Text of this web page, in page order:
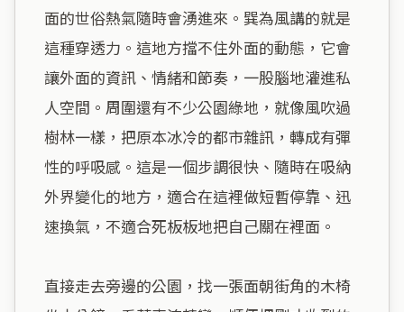
面的世俗熱氣隨時會湧進來。巽為風講的就是
這種穿透力。這地方擋不住外面的動態，它會
讓外面的資訊、情緒和節奏，一股腦地灌進私
人空間。周圍還有不少公園綠地，就像風吹過
樹林一樣，把原本冰冷的都市雜訊，轉成有彈
性的呼吸感。這是一個步調很快、隨時在吸納
外界變化的地方，適合在這裡做短暫停靠、迅
速換氣，不適合死板板地把自己關在裡面。
直接走去旁邊的公園，找一張面朝街角的木椅